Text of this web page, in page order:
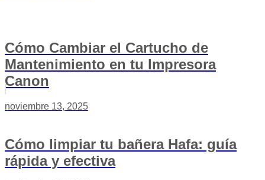
Cómo Cambiar el Cartucho de
Mantenimiento en tu Impresora
Canon
noviembre 13, 2025
Cómo limpiar tu bañera Hafa: guía
rápida y efectiva